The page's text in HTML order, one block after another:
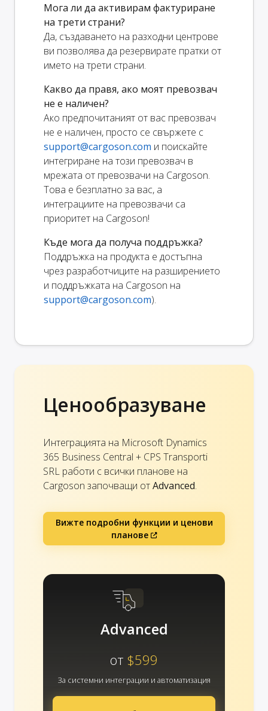
Мога ли да активирам фактуриране
на трети страни?
Да, създаването на разходни центрове
ви позволява да резервирате пратки от
името на трети страни.
Какво да правя, ако моят превозвач
не е наличен?
Ако предпочитаният от вас превозвач
не е наличен, просто се свържете с
support@cargoson.com и поискайте
интегриране на този превозвач в
мрежата от превозвачи на Cargoson.
Това е безплатно за вас, а
интеграциите на превозвачи са
приоритет на Cargoson!
Къде мога да получа поддръжка?
Поддръжка на продукта е достъпна
чрез разработчиците на разширението
и поддръжката на Cargoson на
support@cargoson.com).
Ценообразуване
Интеграцията на Microsoft Dynamics
365 Business Central + CPS Transporti
SRL работи с всички планове на
Cargoson започващи отAdvanced.
Вижте подробни функции и ценови
планове
Advanced
от $599
За системни интеграции и автоматизация